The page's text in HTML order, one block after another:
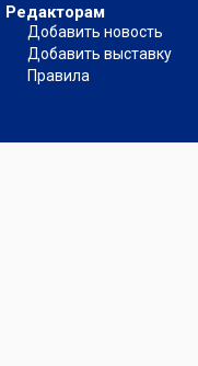
Редакторам
Добавить новость
Добавить выставку
Правила